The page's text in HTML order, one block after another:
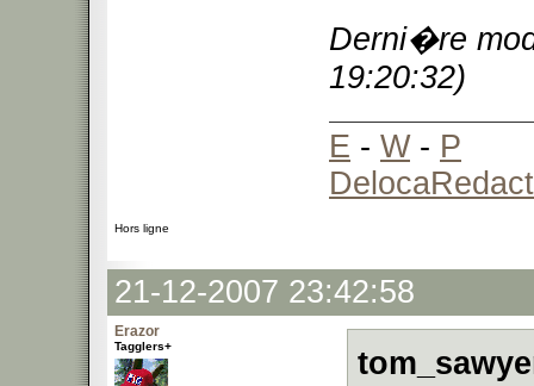
Derni�re
19:20:32)
E - W- P
Hors ligne
21-12-2007 23:42:58
Erazor
Tagglers+